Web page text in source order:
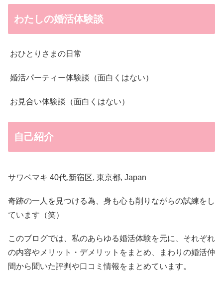
わたしの婚活体験談
おひとりさまの日常
婚活パーティー体験談（面白くはない）
お見合い体験談（面白くはない）
自己紹介
サワベマキ 40代,新宿区, 東京都, Japan
奇跡の一人を見つける為、身も心も削りながらの試練をし
ています（笑）
このブログでは、私のあらゆる婚活体験を元に、それぞれ
の内容やメリット・デメリットをまとめ、まわりの婚活仲
間から聞いた評判や口コミ情報をまとめています。